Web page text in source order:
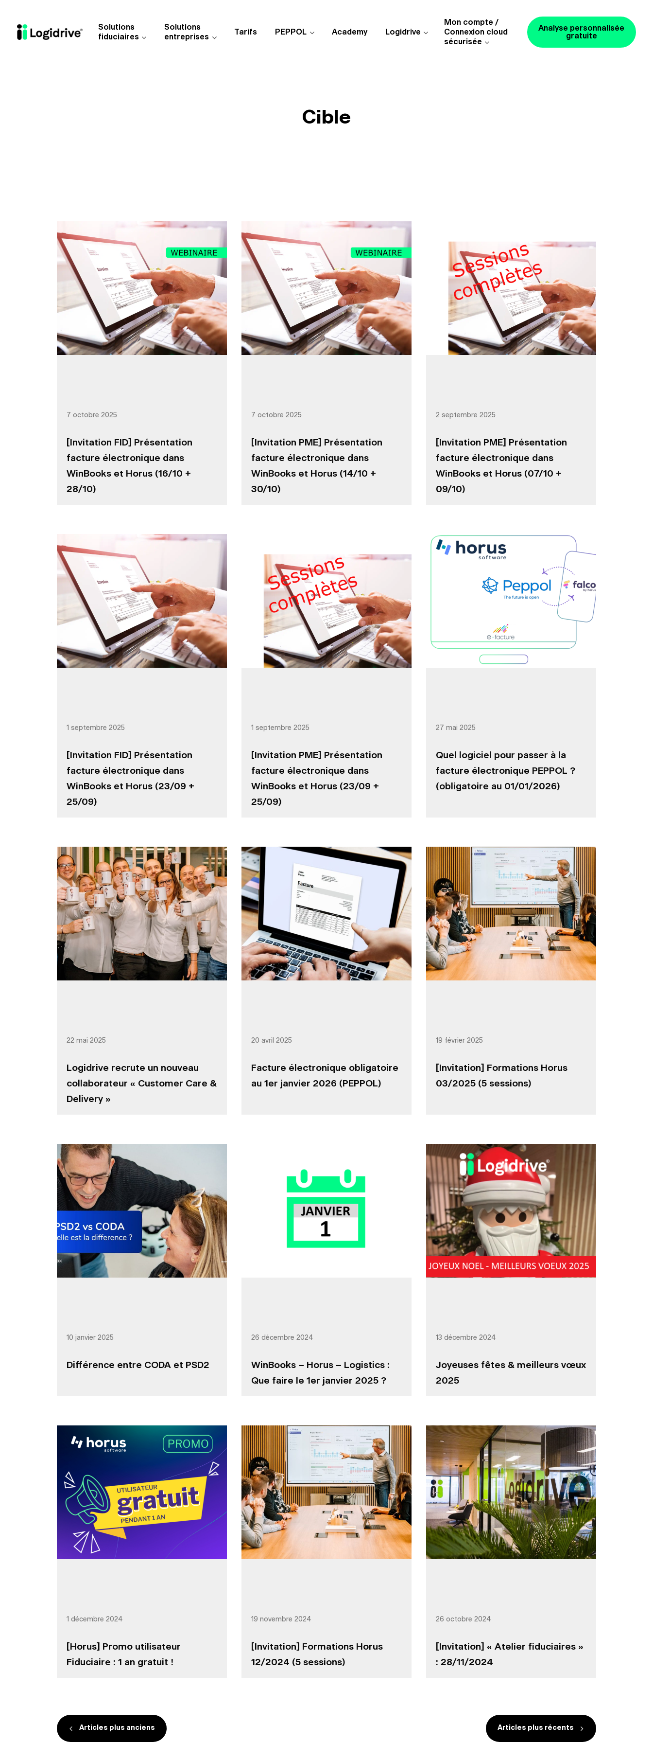
Solutions
fiduciaires
Solutions
entreprises
Tarifs PEPPOL Academy Logidrive
Mon compte /
Connexion cloud
sécurisée
Analyse personnalisée
gratuite
Cible
[Invitation FID] Présentation
facture électronique dans
WinBooks et Horus (16/10 +
28/10)
7 octobre 2025
[Invitation PME] Présentation
facture électronique dans
WinBooks et Horus (14/10 +
30/10)
7 octobre 2025
[Invitation PME] Présentation
facture électronique dans
WinBooks et Horus (07/10 +
09/10)
2 septembre 2025
[Invitation FID] Présentation
facture électronique dans
WinBooks et Horus (23/09 +
25/09)
1 septembre 2025
[Invitation PME] Présentation
facture électronique dans
WinBooks et Horus (23/09 +
25/09)
1 septembre 2025
Quel logiciel pour passer à la
facture électronique PEPPOL ?
(obligatoire au 01/01/2026)
27 mai 2025
Logidrive recrute un nouveau
collaborateur « Customer Care &
Delivery »
22 mai 2025
Facture électronique obligatoire
au 1er janvier 2026 (PEPPOL)
20 avril 2025
[Invitation] Formations Horus
03/2025 (5 sessions)
19 février 2025
Différence entre CODA et PSD2
10 janvier 2025
WinBooks – Horus – Logistics :
Que faire le 1er janvier 2025 ?
26 décembre 2024
Joyeuses fêtes & meilleurs vœux
2025
13 décembre 2024
[Horus] Promo utilisateur
Fiduciaire : 1 an gratuit !
1 décembre 2024
[Invitation] Formations Horus
12/2024 (5 sessions)
19 novembre 2024
[Invitation] « Atelier fiduciaires »
: 28/11/2024
26 octobre 2024
Navigation des articles
Articles plus anciens Articles plus récents